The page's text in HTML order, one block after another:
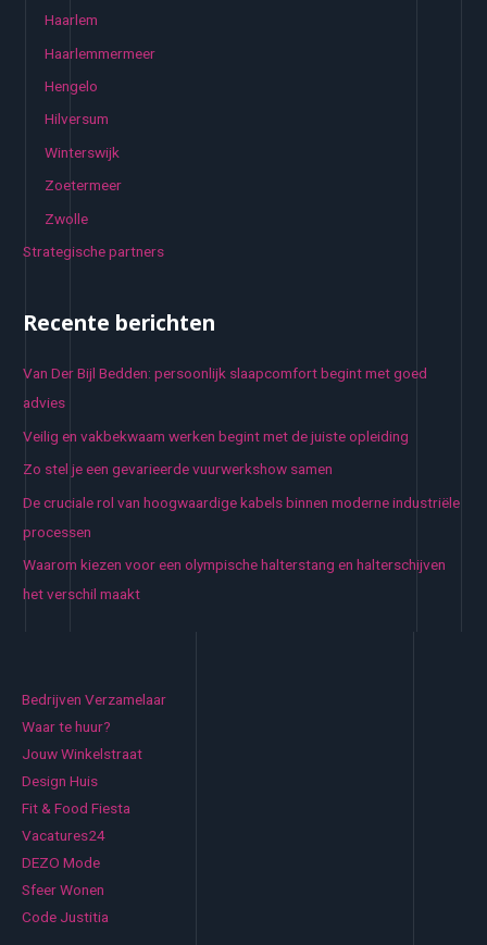
Haarlem
Haarlemmermeer
Hengelo
Hilversum
Winterswijk
Zoetermeer
Zwolle
Strategische partners
Recente berichten
Van Der Bijl Bedden: persoonlijk slaapcomfort begint met goed
advies
Veilig en vakbekwaam werken begint met de juiste opleiding
Zo stel je een gevarieerde vuurwerkshow samen
De cruciale rol van hoogwaardige kabels binnen moderne industriële
processen
Waarom kiezen voor een olympische halterstang en halterschijven
het verschil maakt
Bedrijven Verzamelaar
Waar te huur?
Jouw Winkelstraat
Design Huis
Fit & Food Fiesta
Vacatures24
DEZO Mode
Sfeer Wonen
Code Justitia